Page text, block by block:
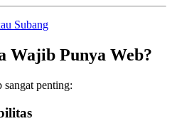
Subang
Wajib Punya Web?
sangat penting: